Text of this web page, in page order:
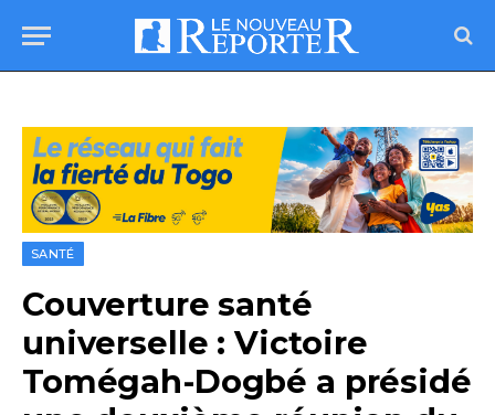
SANTÉ
Couverture santé
universelle : Victoire
Tomégah-Dogbé a présidé